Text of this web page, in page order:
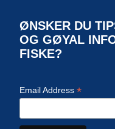
ØNSKER DU
OG GØYAL
FISKE?
Email Address *